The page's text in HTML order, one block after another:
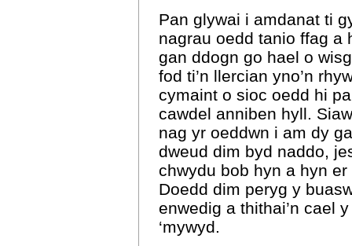
Pan glywai i amdanat ti
nagrau oedd tanio ffag a
gan ddogn go hael o
fod ti’n llercian yno’n
cymaint o sioc oedd hi
cawdel anniben hyll.
nag yr oeddwn i am dy
dweud dim byd naddo,
chwydu bob hyn a hyn er
Doedd dim peryg y
enwedig a thithai’n cael
‘mywyd.